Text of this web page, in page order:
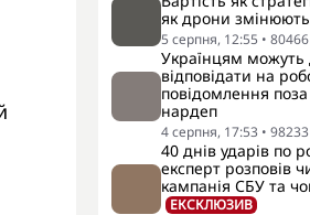
як дрони змінюють
5 серпня, 12:55 • 80466
Українцям можуть
відповідати на
повідомлення
нардеп
4 серпня, 17:53 • 98233
40 днів ударів по
експерт розповів
кампанія СБУ та
ЕКСКЛЮЗИВ